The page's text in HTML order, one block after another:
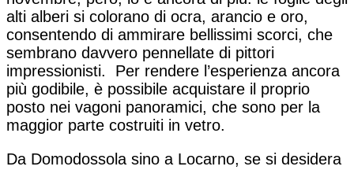
alti alberi si colorano di ocra, arancio e oro,
consentendo di ammirare bellissimi scorci, che
sembrano davvero pennellate di pittori
impressionisti. Per rendere l’esperienza ancora
più godibile, è possibile acquistare il proprio
posto nei vagoni panoramici, che sono per la
maggior parte costruiti in vetro.
Da Domodossola sino a Locarno, se si desidera